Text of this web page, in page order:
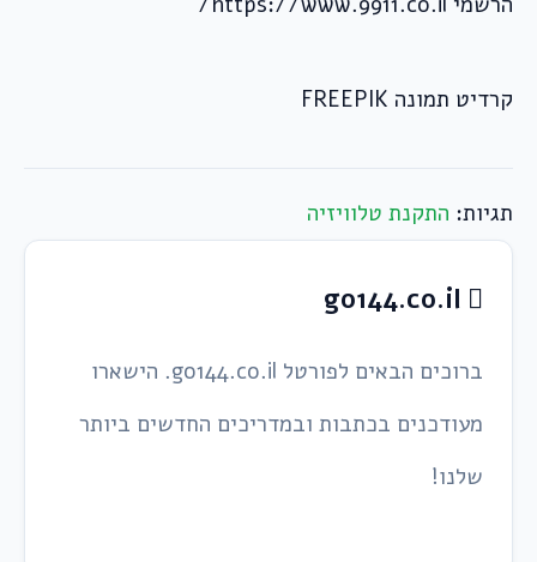
קרדיט תמונה FREEPIK
תגיות: התקנת טלוויזיה
ברוכים הבאים לפורטל go144.co.il. הישארו
מעודכנים בכתבות ובמדריכים החדשים ביותר
שלנו!